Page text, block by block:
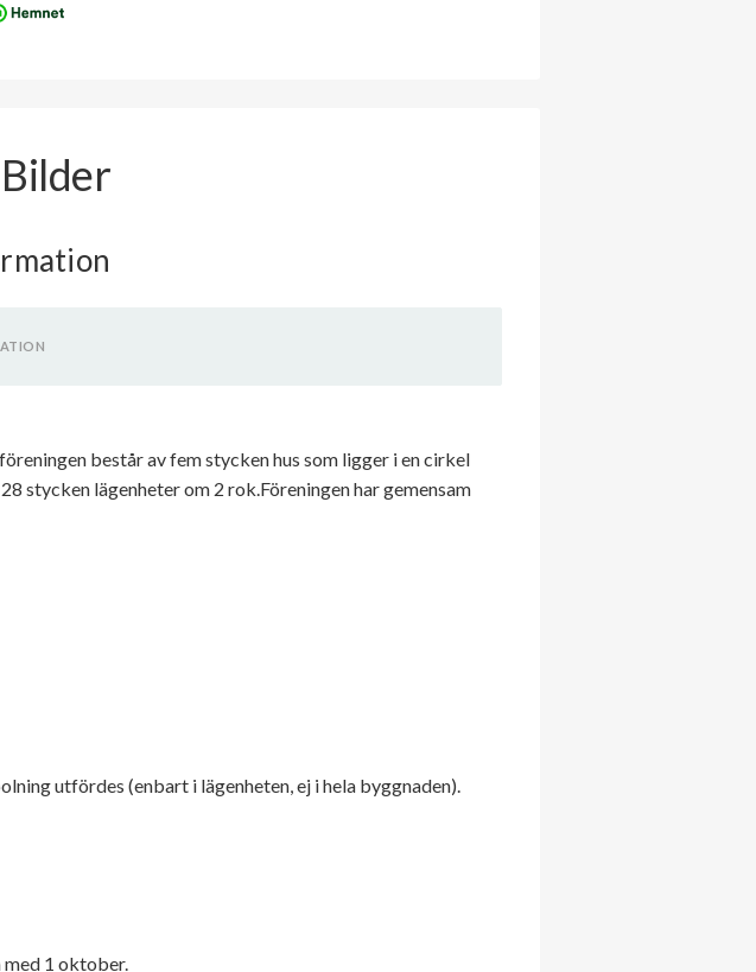
består av fem stycken hus som ligger i en cirkel
stycken lägenheter om 2 rok.Föreningen har gemensam
utfördes (enbart i lägenheten, ej i hela byggnaden).
1 oktober.